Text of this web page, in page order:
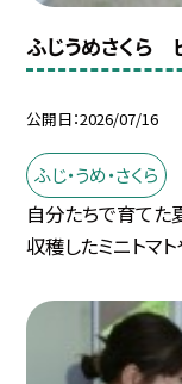
ふじうめさくら
公開日 2026/07/16
ふじ・うめ・さくら
自分たちで育てた
収穫したミニトマ